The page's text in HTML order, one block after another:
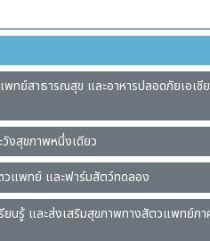
ทย์สาธารณสุข และอาหารปลอดภัยเอเซีย
วังสุขภาพหนึ่งเดียว
แพทย์ และฟาร์มสัตว์ทดลอง
ยนรู้ และส่งเสริมสุขภาพทางสัตวแพทย์ภา